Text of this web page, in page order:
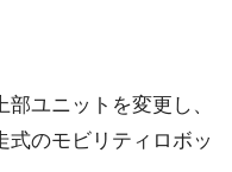
ユニットを変更し、
式のモビリティロボッ